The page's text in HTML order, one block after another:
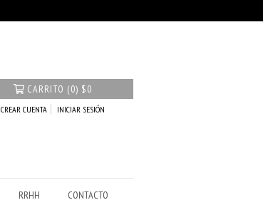
CARRITO (0) $0
CREAR CUENTA INICIAR SESIÓN
RRHH CONTACTO